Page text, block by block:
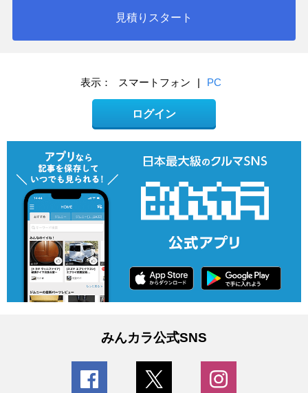
見積りスタート
表示： スマートフォン | PC
ログイン
みんカラ公式SNS